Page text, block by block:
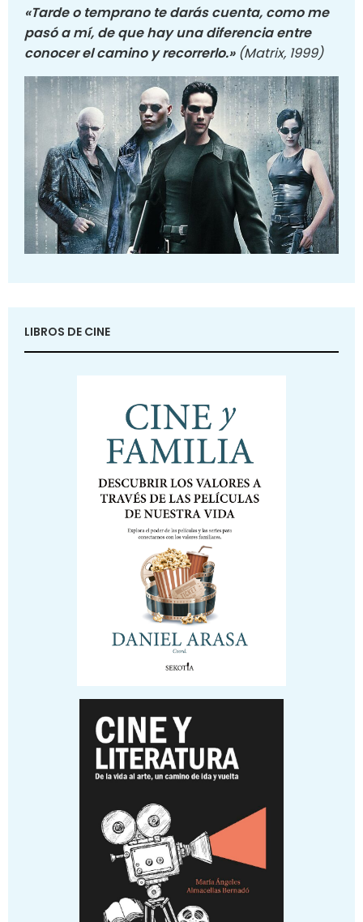
«Tarde o temprano te darás cuenta, como me
pasó a mí, de que hay una diferencia entre
conocer el camino y recorrerlo.» (Matrix, 1999)
LIBROS DE CINE